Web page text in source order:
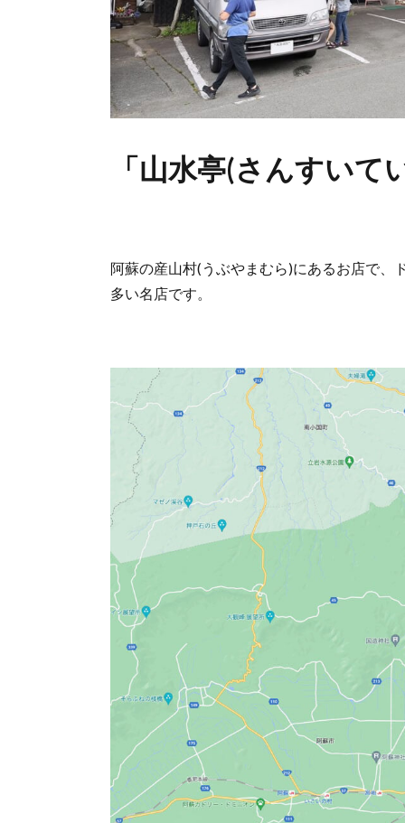
「山水亭(さんすいて
阿蘇の産山村(うぶやまむら)にあるお店で、
多い名店です。